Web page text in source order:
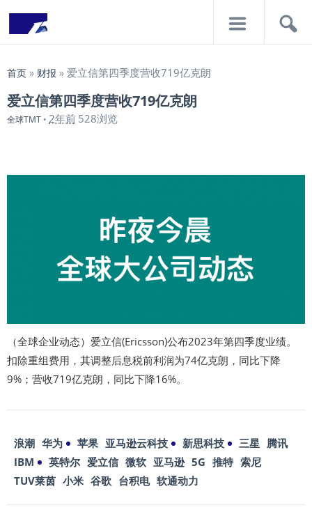
首页 » 财报 » 爱立信第四季度营收719亿克朗
爱立信第四季度营收719亿克朗
全球TMT • 2年前 528浏览
（全球企业动态）爱立信(Ericsson)公布2023年第四季度业绩。
扣除重组费用，其调整后息税前利润为74亿克朗，同比下降
9%；营收719亿克朗，同比下降16%。
浪潮 华为 苹果 亚马逊云科技 新思科技 三星 腾讯
IBM
英特尔 爱立信 微软 亚马逊 5G 推特 索尼
TUV莱茵 小米 谷歌 台积电 软通动力